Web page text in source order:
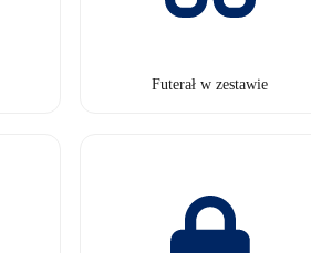
Futerał w zestawie